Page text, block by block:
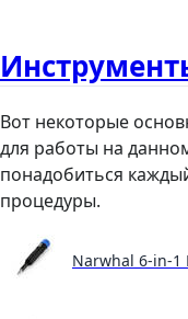
Вот некоторые
для работы на
понадобиться
процедуры.
Narwhal 6-in-1